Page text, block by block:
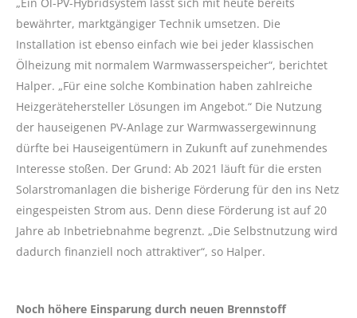
„Ein Öl-PV-Hybridsystem lässt sich mit heute bereits
bewährter, marktgängiger Technik umsetzen. Die
Installation ist ebenso einfach wie bei jeder klassischen
Ölheizung mit normalem Warmwasserspeicher“, berichtet
Halper. „Für eine solche Kombination haben zahlreiche
Heizgerätehersteller Lösungen im Angebot.“ Die Nutzung
der hauseigenen PV-Anlage zur Warmwassergewinnung
dürfte bei Hauseigentümern in Zukunft auf zunehmendes
Interesse stoßen. Der Grund: Ab 2021 läuft für die ersten
Solarstromanlagen die bisherige Förderung für den ins Netz
eingespeisten Strom aus. Denn diese Förderung ist auf 20
Jahre ab Inbetriebnahme begrenzt. „Die Selbstnutzung wird
dadurch finanziell noch attraktiver“, so Halper.
Noch höhere Einsparung durch neuen Brennstoff